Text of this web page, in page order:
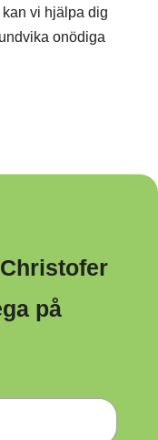
vi hjälpa dig
onödiga
på